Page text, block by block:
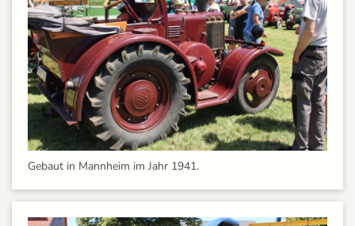
Gebaut in Mannheim im Jahr 1941.